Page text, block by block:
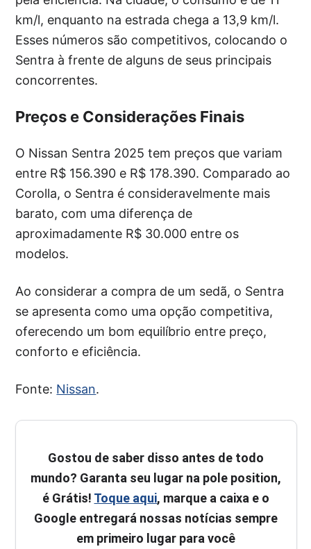
km/l, enquanto na estrada chega a 13,9 km/l.
Esses números são competitivos, colocando o
Sentra à frente de alguns de seus principais
concorrentes.
Preços e Considerações Finais
O Nissan Sentra 2025 tem preços que variam
entre R$ 156.390 e R$ 178.390. Comparado ao
Corolla, o Sentra é consideravelmente mais
barato, com uma diferença de
aproximadamente R$ 30.000 entre os
modelos.
Ao considerar a compra de um sedã, o Sentra
se apresenta como uma opção competitiva,
oferecendo um bom equilíbrio entre preço,
conforto e eficiência.
Fonte: Nissan.
Gostou de saber disso antes de todo
mundo? Garanta seu lugar na pole position,
é Grátis! Toque aqui, marque a caixa e o
Google entregará nossas notícias sempre
em primeiro lugar para você